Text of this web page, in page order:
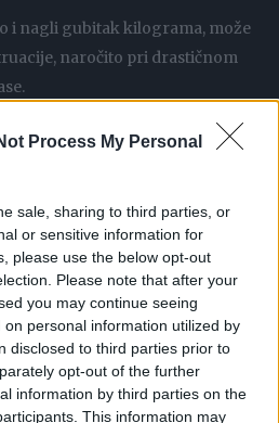
Process My Personal
sale, sharing to third parties, or
or sensitive information for
please use the below opt-out
Please note that after your
you may continue seeing
personal information utilized by
disclosed to third parties prior to
opt-out of the further
information by third parties on the
This information may
i nagli gubitak kilograma, može
naročito pri drastičnom
vašem organizmu, a ne
može da napravi problem, tako
Gojazne žene dvostruko
u odnosu na one normalne
australijskih naučnika pore
uz brojne druge